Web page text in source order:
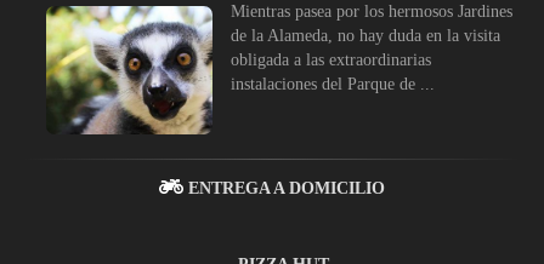
Mientras pasea por los hermosos Jardines
de la Alameda, no hay duda en la visita
obligada a las extraordinarias
instalaciones del Parque de ...
ENTREGA A DOMICILIO